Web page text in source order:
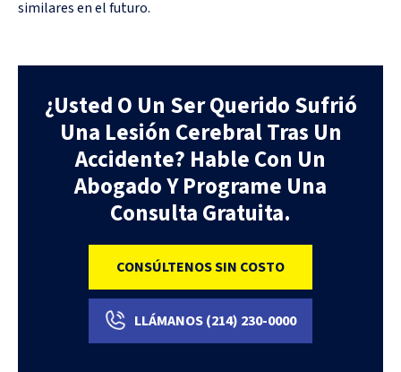
similares en el futuro.
¿Usted O Un Ser Querido Sufrió
Una Lesión Cerebral Tras Un
Accidente? Hable Con Un
Abogado Y Programe Una
Consulta Gratuita.
CONSÚLTENOS SIN COSTO
LLÁMANOS(214) 230-0000